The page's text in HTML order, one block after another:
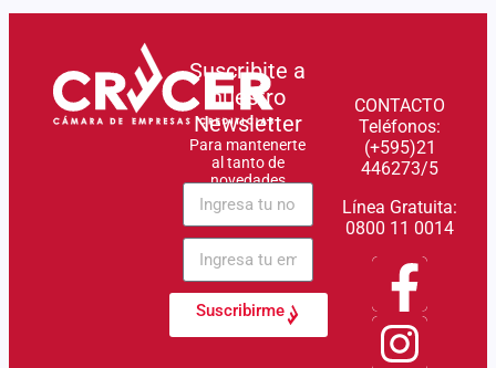
Suscribite a
nuestro
Newsletter
Para mantenerte
al tanto de
novedades
Suscribirme
CONTACTO
Teléfonos:
(+595)21
446273/5
Línea Gratuita:
0800 11 0014